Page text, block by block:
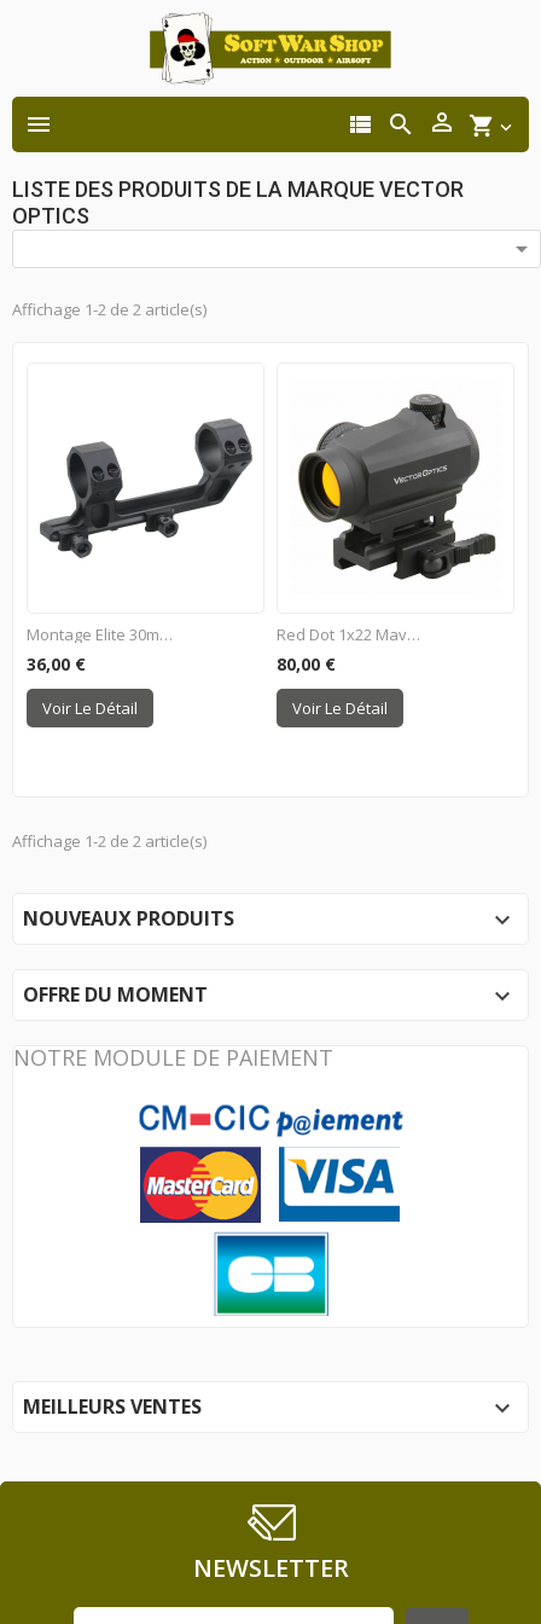
 shopping_cart 



LISTE DES PRODUITS DE LA MARQUE VECTOR
OPTICS

Affichage 1-2 de 2 article(s)
Montage Elite 30mm - Noir
36,00 €
Voir Le Détail
Red Dot 1x22 Maverick II Gen2
80,00 €
Voir Le Détail
Affichage 1-2 de 2 article(s)
NOUVEAUX PRODUITS 
OFFRE DU MOMENT 
NOTRE MODULE DE PAIEMENT
MEILLEURS VENTES 
NEWSLETTER